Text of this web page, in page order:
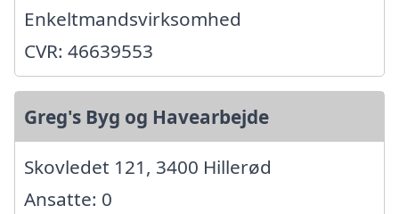
Enkeltmandsvirksomhed
CVR: 46639553
Greg's Byg og Havearbejde
Skovledet 121, 3400 Hillerød
Ansatte: 0